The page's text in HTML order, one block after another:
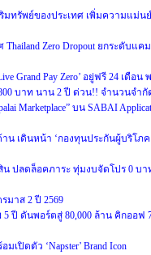
ทรัพย์ของประเทศ เพิ่มความแม่นย
Zero Dropout ยกระดับแ
Grand Pay Zero’ อยู่ฟรี 24 เดือ
บาท นาน 2 ปี ด่วน!! จำนวนจำกั
Marketplace” บน SABAI
น เดินหน้า ‘กองทุนประกันผู้บริโภ
ปลดล็อคภาระ ทุ่มงบจัดโปร 0 บ
าส 2 ปี 2569
ปี ดันพอร์ตสู่ 80,000 ล้าน คิกออฟ
มเปิดตัว ‘Napster’ Brand Icon